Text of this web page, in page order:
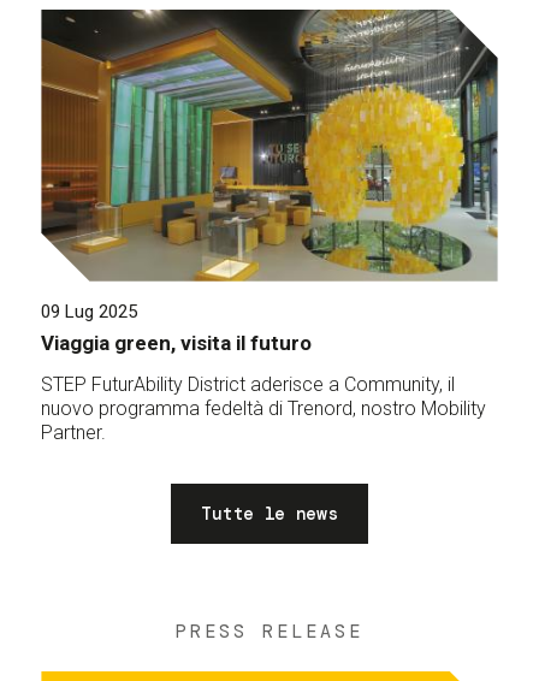
09 Lug 2025
Viaggia green, visita il futuro
STEP FuturAbility District aderisce a Community, il
nuovo programma fedeltà di Trenord, nostro Mobility
Partner.
Tutte le news
PRESS RELEASE